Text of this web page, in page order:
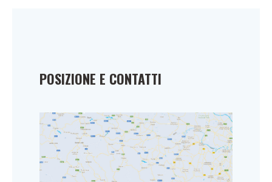
POSIZIONE E CONTATTI